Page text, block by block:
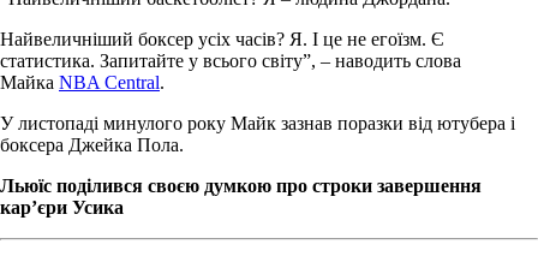
Найвеличніший боксер усіх часів? Я. І це не егоїзм. Є
статистика. Запитайте у всього світу”, – наводить слова
Майка NBA Central.
У листопаді минулого року Майк зазнав поразки від ютубера і
боксера Джейка Пола.
Льюїс поділився своєю думкою про строки завершення
кар’єри Усика